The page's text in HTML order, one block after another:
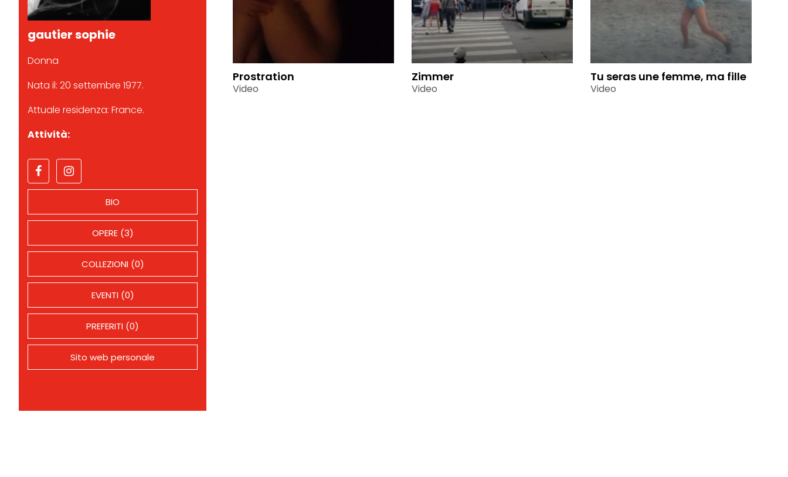
gautier sophie
Donna
Nata il: 20 settembre 1977.
Attuale residenza: France.
Attività:
BIO
OPERE (3)
COLLEZIONI (0)
EVENTI (0)
PREFERITI (0)
Sito web personale
Prostration
Video
Zimmer
Video
Tu seras une femme, ma fille
Video